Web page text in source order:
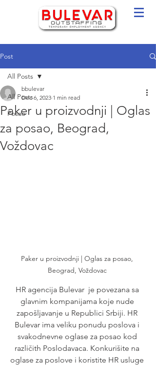
Post
All Posts
Posao
All Posts
Paker u proizvodnji | Oglas
za posao, Beograd,
Voždovac
bbulevar
Dec 6, 2023 1 min read
Paker u proizvodnji | Oglas za posao,
Beograd, Voždovac
HR agencija Bulevar  je povezana sa
glavnim kompanijama koje nude
zapošljavanje u Republici Srbiji. HR
Bulevar ima veliku ponudu poslova i
svakodnevne oglase za posao kod
različith Poslodavaca. Konkurišite na
oglase za poslove i koristite HR usluge